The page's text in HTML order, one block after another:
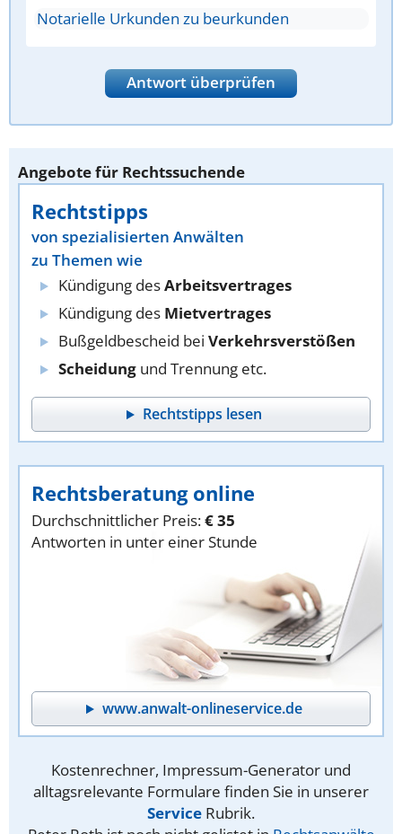
Notarielle Urkunden zu beurkunden
Antwort überprüfen
Angebote für Rechtssuchende
Rechtstipps
von spezialisierten Anwälten
zu Themen wie
Kündigung desArbeitsvertrages
Kündigung des Mietvertrages
Bußgeldbescheid bei Verkehrsverstößen
Scheidung und Trennung etc.
Rechtstipps lesen
Rechtsberatung online
Durchschnittlicher Preis:€ 35
Antworten in unter einer Stunde
www.anwalt-onlineservice.de
Kostenrechner, Impressum-Generator und
alltagsrelevante Formulare finden Sie in unserer
Service Rubrik.